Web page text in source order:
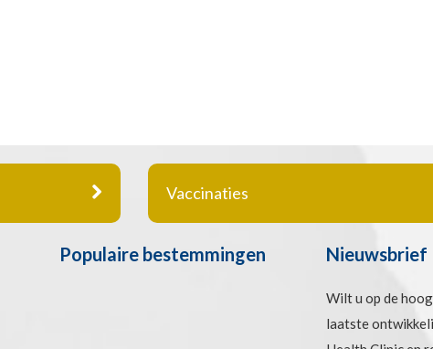
Vaccinaties
Populaire bestemmingen Nieuwsbrief
Wilt u op de
laatste